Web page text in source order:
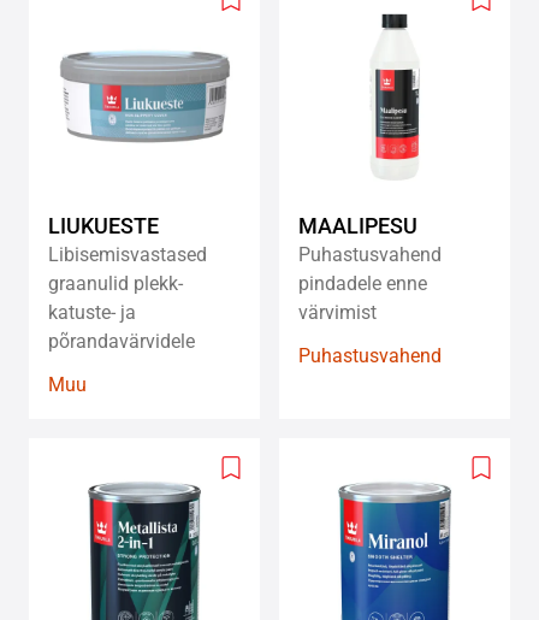
Add
LIUKUESTE
Libisemisvastased
graanulid plekk-
katuste- ja
põrandavärvidele
Muu
Add
MAALIPESU
Puhastusvahend
pindadele enne
värvimist
Puhastusvahend
Add
Add